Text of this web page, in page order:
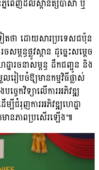
នំពេញដល់ស្ពានត្សឹបាសា ឬ
តថា ដោយសារប្រទេសជប៉ុន
ន្ធផ្លូវស្ពាន ដូច្នេះសម្ដេច
ឋារចនាសម្ពន្ធ ដឹកជញ្ជូន និង
ចំឱ្យមានកម្មវិធីផ្លាស់
កវិទ្យាលើការអភិវឌ្ឍ
បីជំរុញការអភិវឌ្ឍហេដ្ឋា
ែមានភាពប្រសើរឡើង៕